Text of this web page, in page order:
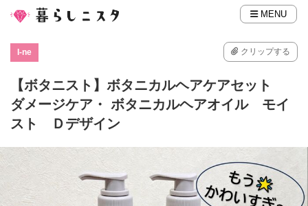
MENU
I-ne クリップする
【ボタニスト】ボタニカルヘアケアセット
ダメージケア・ ボタニカルヘアオイル モイ
スト Ｄデザイン